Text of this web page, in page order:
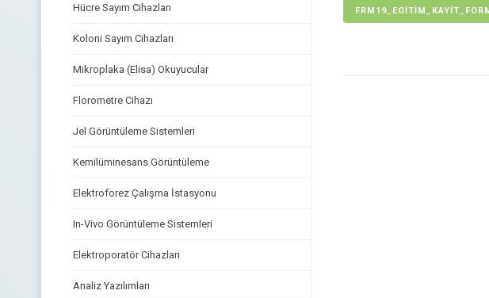
Hücre Sayım Cihazları
Koloni Sayım Cihazları
Mikroplaka (Elisa) Okuyucular
Florometre Cihazı
Jel Görüntüleme Sistemleri
Kemilüminesans Görüntüleme
Elektroforez Çalışma İstasyonu
In-Vivo Görüntüleme Sistemleri
Elektroporatör Cihazları
Analiz Yazılımları